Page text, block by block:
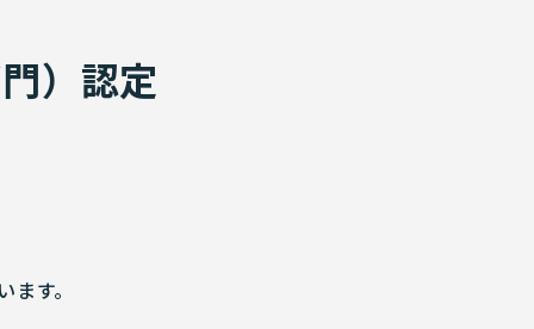
）認定
す。